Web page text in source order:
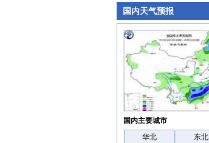
国内天气预报
国内主要城市
华北
东北